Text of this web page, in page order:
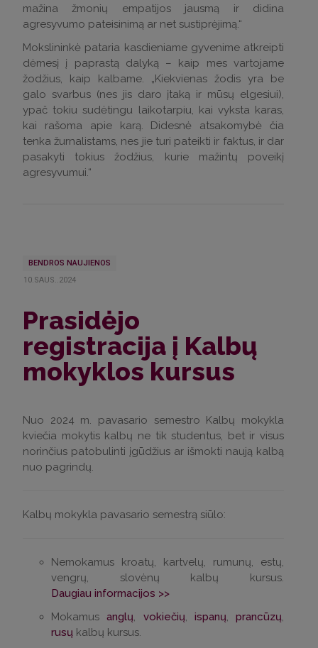
mažina žmonių empatijos jausmą ir didina
agresyvumo pateisinimą ar net sustiprėjimą.“
Mokslininkė pataria kasdieniame gyvenime atkreipti
dėmesį į paprastą dalyką – kaip mes vartojame
žodžius, kaip kalbame. „Kiekvienas žodis yra be
galo svarbus (nes jis daro įtaką ir mūsų elgesiui),
ypač tokiu sudėtingu laikotarpiu, kai vyksta karas,
kai rašoma apie karą. Didesnė atsakomybė čia
tenka žurnalistams, nes jie turi pateikti ir faktus, ir dar
pasakyti tokius žodžius, kurie mažintų poveikį
agresyvumui.“
BENDROS NAUJIENOS
10.SAUS..2024
Prasidėjo
registracija į Kalbų
mokyklos kursus
Nuo 2024 m. pavasario semestro Kalbų mokykla
kviečia mokytis kalbų ne tik studentus, bet ir visus
norinčius patobulinti įgūdžius ar išmokti naują kalbą
nuo pagrindų.
Kalbų mokykla pavasario semestrą siūlo:
Nemokamus kroatų, kartvelų, rumunų, estų,
vengrų, slovėnų kalbų kursus.
Daugiau informacijos >>
Mokamusanglų, vokiečių, ispanų, prancūzų,
rusų kalbų kursus.